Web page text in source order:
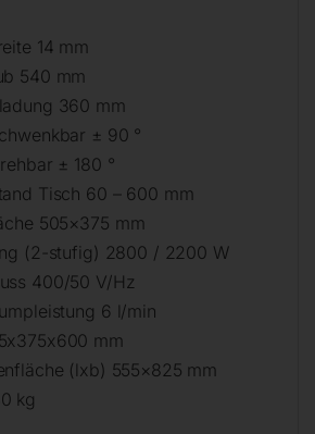
14 mm
540 mm
360 mm
± 90 °
± 180 °
Tisch 60 – 600 mm
505×375 mm
(2-stufig) 2800 / 2200 W
400/50 V/Hz
6 l/min
mm
(lxb) 555×825 mm
kg